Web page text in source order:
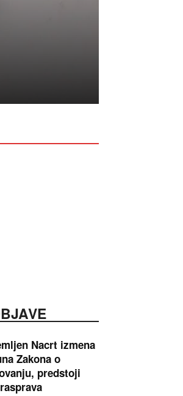
Nacrt izmena
Zakona o
predstoji